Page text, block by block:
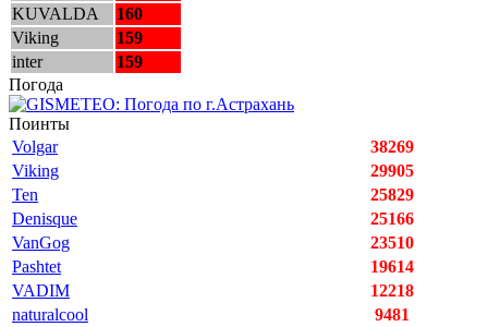
KUVALDA
160
Viking
159
inter
159
Погода
Поинты
Volgar
38269
Viking
29905
Ten
25829
Denisque
25166
VanGog
23510
Pashtet
19614
VADIM
12218
naturalcool
9481